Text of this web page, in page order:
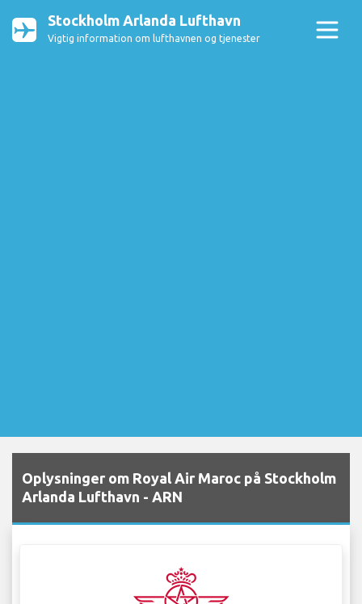
Stockholm Arlanda Lufthavn
Vigtig information om lufthavnen og tjenester
Oplysninger om Royal Air Maroc på Stockholm
Arlanda Lufthavn - ARN